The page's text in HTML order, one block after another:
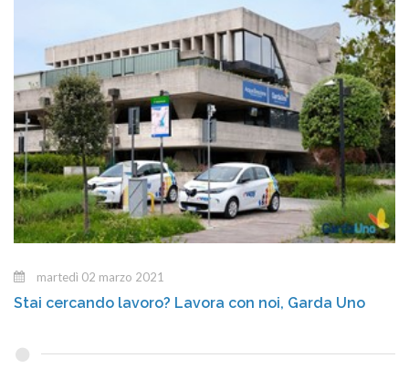
martedì 02 marzo 2021
Stai cercando lavoro? Lavora con noi, Garda Uno